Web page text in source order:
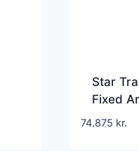
Star
Fixed
74.875 kr.